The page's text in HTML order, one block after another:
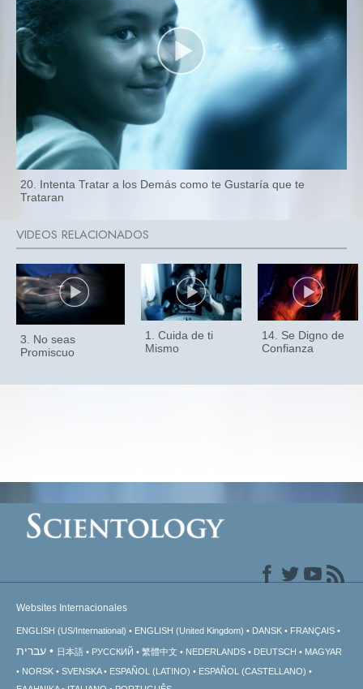
20. Intenta Tratar a los Demás como te Gustaría que te
Trataran
3. No seas
Promiscuo
1. Cuida de ti
Mismo
14. Se Digno de
Confianza
Websites Internacionales
ENGLISH (US/International) ENGLISH (United Kingdom) DANSK FRANÇAIS
עברית 日本語 РУССКИЙ 繁體中文 NEDERLANDS DEUTSCH
MAGYAR
NORSK
SVENSKA ESPAÑOL (LATINO)
ESPAÑOL (CASTELLANO)